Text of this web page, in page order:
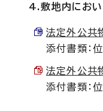
4.敷地内におい
法定外公共
添付書類：
法定外公共
添付書類：